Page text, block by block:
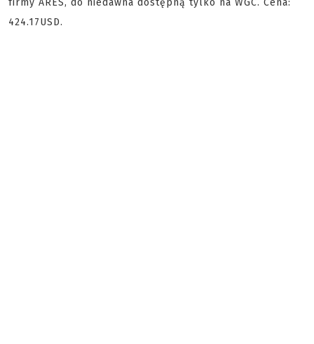
firmy ARES, do niedawna dostępną tylko na WGC. Cena:
424.17USD.